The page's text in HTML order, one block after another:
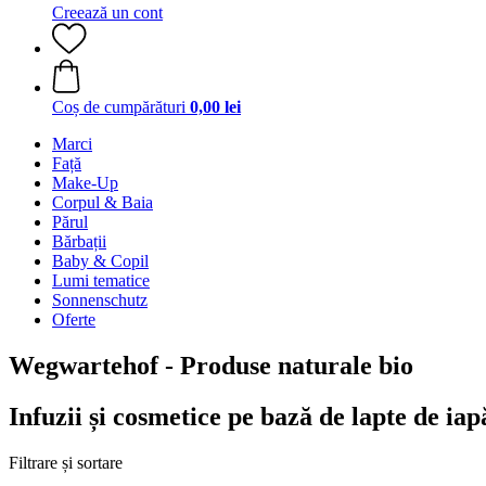
Creează un cont
Coș de cumpărături 0,00 lei
Marci
Față
Make-Up
Corpul & Baia
Părul
Bărbații
Baby & Copil
Lumi tematice
Sonnenschutz
Oferte
Wegwartehof - Produse naturale bio
Infuzii și cosmetice pe bază de lapte de
Filtrare și sortare